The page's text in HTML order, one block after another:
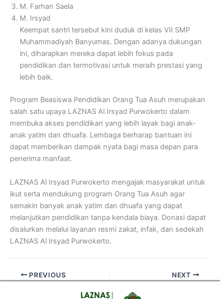
M. Farhan Saela
M. Irsyad
Keempat santri tersebut kini duduk di kelas VII SMP
Muhammadiyah Banyumas. Dengan adanya dukungan
ini, diharapkan mereka dapat lebih fokus pada
pendidikan dan termotivasi untuk meraih prestasi yang
lebih baik.
Program Beasiswa Pendidikan Orang Tua Asuh merupakan
salah satu upaya LAZNAS Al Irsyad Purwokerto dalam
membuka akses pendidikan yang lebih layak bagi anak-
anak yatim dan dhuafa. Lembaga berharap bantuan ini
dapat memberikan dampak nyata bagi masa depan para
penerima manfaat.
LAZNAS Al Irsyad Purwokerto mengajak masyarakat untuk
ikut serta mendukung program Orang Tua Asuh agar
semakin banyak anak yatim dan dhuafa yang dapat
melanjutkan pendidikan tanpa kendala biaya. Donasi dapat
disalurkan melalui layanan resmi zakat, infak, dan sedekah
LAZNAS Al Irsyad Purwokerto.
PREVIOUS NEXT